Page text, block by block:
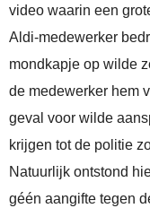
video waarin een
Aldi-medewerker
mondkapje op wilde
de medewerker hem
geval voor wilde
krijgen tot de politie
Natuurlijk ontstond
géén aangifte tegen